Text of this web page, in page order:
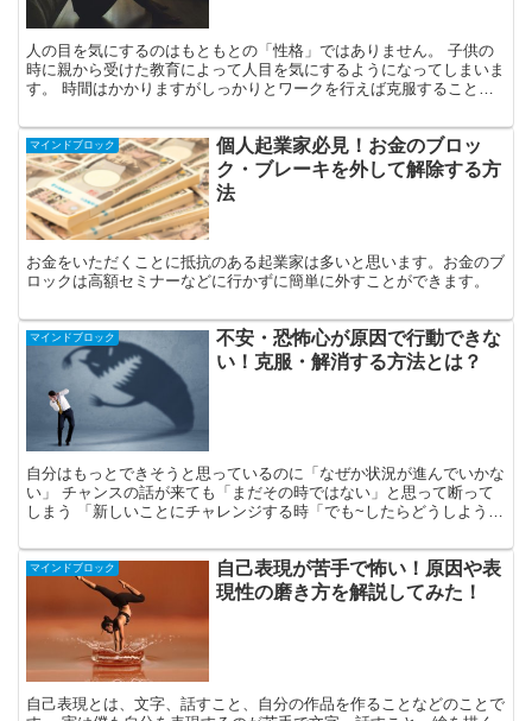
人の目を気にするのはもともとの「性格」ではありません。 子供の
時に親から受けた教育によって人目を気にするようになってしまいま
す。 時間はかかりますがしっかりとワークを行えば克服することが
マインドブロック
個人起業家必見！お金のブロッ
ク・ブレーキを外して解除する方
法
お金をいただくことに抵抗のある起業家は多いと思います。お金のブ
ロックは高額セミナーなどに行かずに簡単に外すことができます。
マインドブロック
不安・恐怖心が原因で行動できな
い！克服・解消する方法とは？
自分はもっとできそうと思っているのに「なぜか状況が進んでいかな
い」 チャンスの話が来ても「まだその時ではない」と思って断って
しまう 「新しいことにチャレンジする時「でも~したらどうしよう」
マインドブロック
自己表現が苦手で怖い！原因や表
現性の磨き方を解説してみた！
自己表現とは、文字、話すこと、自分の作品を作ることなどのことで